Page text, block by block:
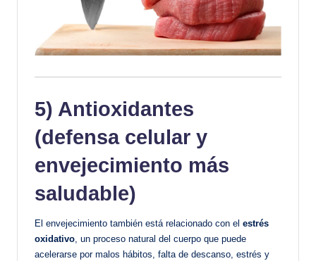
5) Antioxidantes
(defensa celular y
envejecimiento más
saludable)
El envejecimiento también está relacionado con el estrés
oxidativo, un proceso natural del cuerpo que puede
acelerarse por malos hábitos, falta de descanso, estrés y